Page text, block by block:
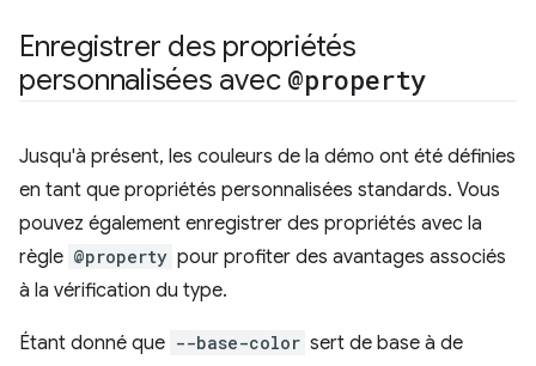
Enregistrer des propriétés
personnalisées avec @property
Jusqu'à présent, les couleurs de la démo ont été définies
en tant que propriétés personnalisées standards. Vous
pouvez également enregistrer des propriétés avec la
règle @property pour profiter des avantages associés
à la vérification du type.
Étant donné que --base-color sert de base à de